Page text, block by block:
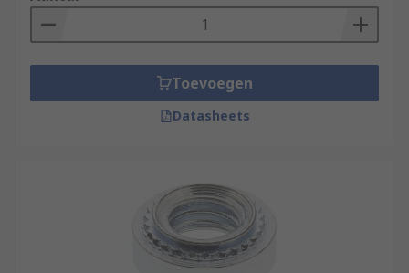
• Telecommunications
• The automotive industryToevoegen
Datasheets